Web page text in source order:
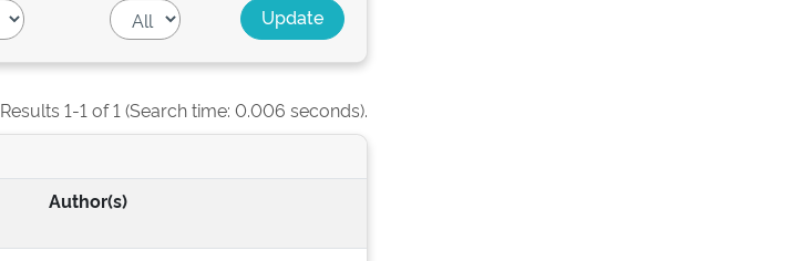
Results 1-1 of 1 (Search time: 0.006 seconds).
Author(s)